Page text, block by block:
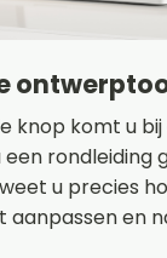
knop komt u
rondleiding
u precies
aanpassen en